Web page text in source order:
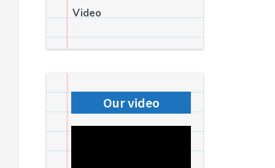
Video
Our video